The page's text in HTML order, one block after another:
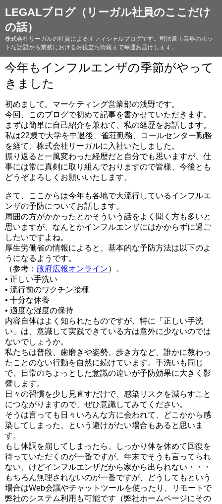
LEGALブログ（リーガル社員のここだけ
の話）
株式会社リーガルの社員によるオフィシャルブログです。司法書士業界のホッ
トな話題から業務におけるお役立ち情報まで毎週お届けします。
今年もインフルエンザの季節がやって
きました
初めまして。マーケティング営業部の浅野です。
今回、このブログで初めて記事を書かせていただきます。
まずは簡単に自己紹介を兼ねて、私の経歴をお話します。
私は22歳で大学を中退後、雀荘勤務、コールセンター勤務
を経て、株式会社リーガルに入社いたしました。
振り返ると一風変わった経歴だと自分でも思いますが、仕
事には常に真剣に取り組んでおりますので皆様、今後とも
どうぞよろしくお願いいたします。
さて、ここからは今年も各地で大流行しているインフルエ
ンザの予防についてお話します。
周囲の方がかかったとかそういう話をよく聞く方も多いと
思いますが、なんとかインフルエンザにはかからずに過ご
したいですよね。
厚生労働省の情報によると、基本的な予防方法は以下のよ
うになるようです。
（参考： 政府広報オンライン）。
• 正しい手洗い
• 流行前のワクチン接種
• 十分な休養
• 適度な湿度の保持
内容自体はよく知られたものですが、特に「正しい手洗
い」は、意識して実践できている方は意外に少ないのでは
ないでしょうか。
私たちは普段、歯磨きや姿勢、歩き方など、誰かに教わっ
たことのない行動を自然に続けています。手洗いも同じ
で、日常のちょっとした意識の違いが予防効果に大きく影
響します。
日々の習慣を少し見直すだけで、感染リスクを減らすこと
につながりますので、ぜひ意識してみてください。
そうは言っても日々いろんな方に会われて、どこかから感
染してしまった、という避けがたい場合もあると思いま
す。
もし体調を崩してしまったら、しっかり体を休めて回復を
待っていただくのが一番ですが、年末でそうも言ってられ
ない、けどインフルエンザだから家から出られない・・・
もちろん無理されないのが一番ですが、どうしてもという
場合はWeb会議やチャットツールを使ったり、リモートで
弊社のシステム利用も可能です（弊社ホームページにその